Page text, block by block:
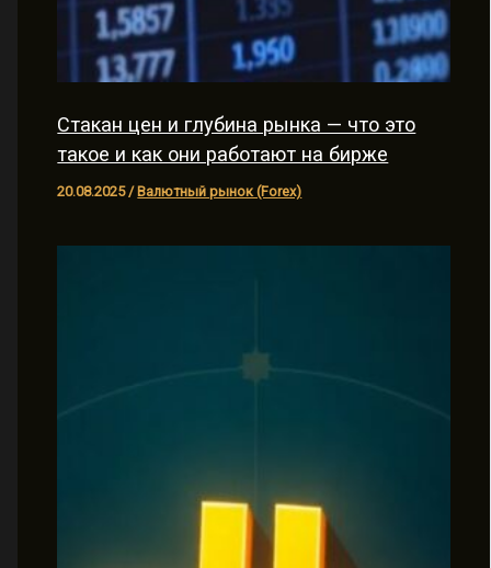
Стакан цен и глубина рынка — что это
такое и как они работают на бирже
20.08.2025 / Валютный рынок (Forex)